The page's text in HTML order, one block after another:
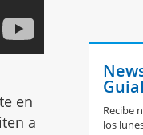
en
a
Recibe
los